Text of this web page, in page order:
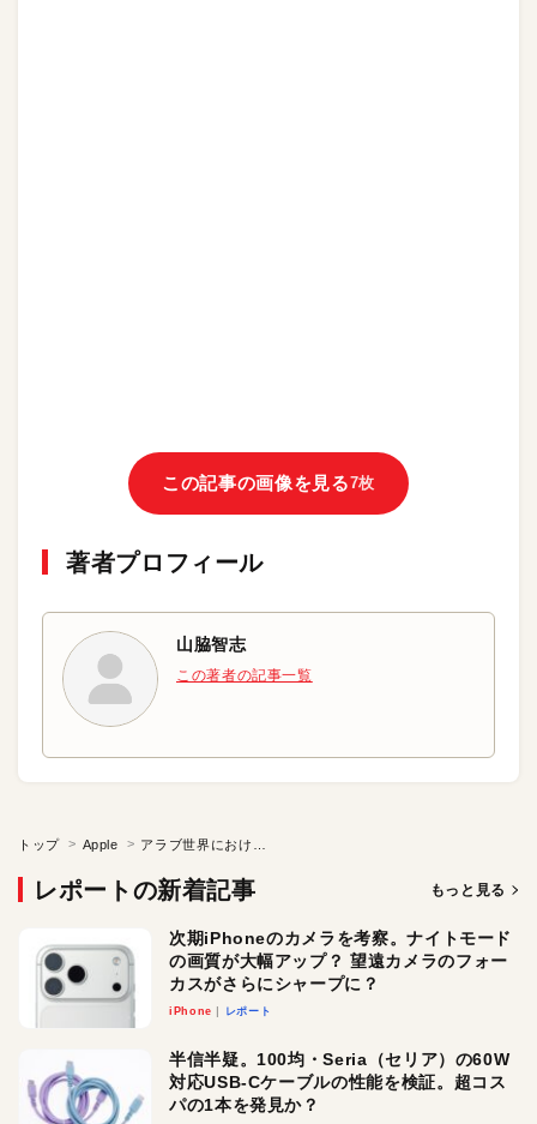
この記事の画像を見る7枚
著者プロフィール
山脇智志
この著者の記事一覧
トップ Apple
レポートの新着記事 もっと見る
次期iPhoneのカメラを考察。ナイトモード
の画質が大幅アップ？ 望遠カメラのフォー
カスがさらにシャープに？
iPhone レポート
半信半疑。100均・Seria（セリア）の60W
対応USB-Cケーブルの性能を検証。超コス
パの1本を発見か？